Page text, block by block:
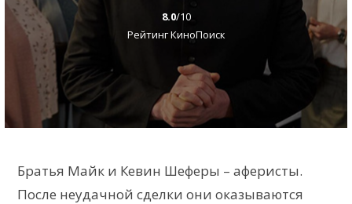
8.0/10
Рейтинг КиноПоиск
Братья Майк и Кевин Шеферы – аферисты.
После неудачной сделки они оказываются